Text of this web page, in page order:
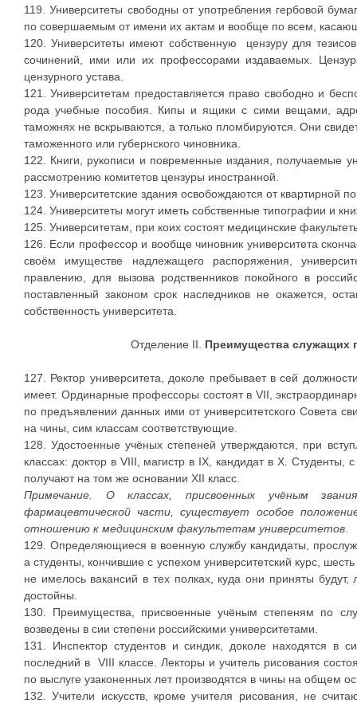
119. Университеты свободны от употребления гербовой
по совершаемым от имени их актам и вообще по всем,
120. Университеты имеют собственную цензуру для
сочинений, ими или их профессорами издаваемых.
цензурного устава.
121. Университетам предоставляется право свободно и
рода учебные пособия. Кипы и ящики с сими вещами,
таможнях не вскрываются, а только пломбируются. Они
таможенного или губернского чиновника.
122. Книги, рукописи и повременные издания, получаемые
рассмотрению комитетов цензуры иностранной.
123. Университетские здания освобождаются от квартирной
124. Университеты могут иметь собственные типографии и
125. Университетам, при коих состоят медицинские
126. Если профессор и вообще чиновник университета
своём имуществе надлежащего распоряжения,
правлению, для вызова родственников покойного в
поставленный законом срок наследников не окажется,
собственность университета.
Отделение II. Преимущества служащих
127. Ректор университета, доколе пребывает в сей
имеет. Ординарные профессоры состоят в VII,
по предъявлении данных ими от университетского Совета
на чины, сим классам соответствующие.
128. Удостоенные учёных степеней утверждаются, при
классах: доктор в VIII, магистр в IX, кандидат в Х. Студенты,
получают на том же основании XII класс.
Примечание. О классах, присвоенных учёным
фармацевтической части, существует особое
отношению к медицинским факультетам университетов
129. Определяющиеся в военную службу кандидаты,
а студенты, кончившие с успехом университетский курс,
не имелось вакансий в тех полках, куда они приняты
достойны.
130. Преимущества, присвоенные учёным степеням по
возведены в сии степени российскими университетами.
131. Инспектор студентов и синдик, доколе находятся в
последний в VIII классе. Лекторы и учитель рисования
по выслуге узаконенных лет производятся в чины на общем
132. Учители искусств, кроме учителя рисования, не